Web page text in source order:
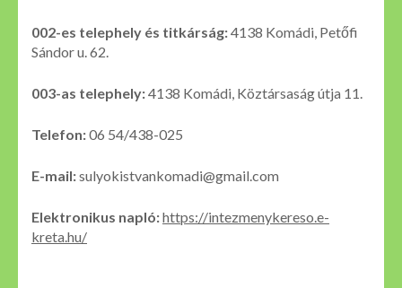
002-es telephely és titkárság:4138 Komádi, Petőfi
Sándor u. 62.
003-as telephely:4138 Komádi, Köztársaság útja 11.
Telefon:06 54/438-025
E-mail:sulyokistvankomadi@gmail.com
Elektronikus napló:https://intezmenykereso.e-
kreta.hu/